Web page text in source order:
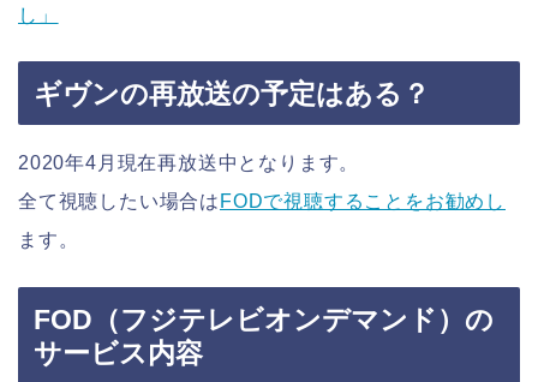
し」
ギヴンの再放送の予定はある？
2020年4月現在再放送中となります。
全て視聴したい場合は FODで視聴することをお勧めし
ます。
FOD（フジテレビオンデマンド）の
サービス内容